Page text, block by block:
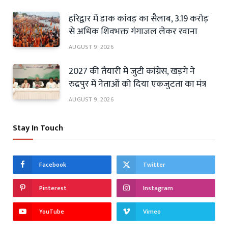
हरिद्वार में डाक कांवड़ का सैलाब, 3.19 करोड़
से अधिक शिवभक्त गंगाजल लेकर रवाना
AUGUST 9, 2026
2027 की तैयारी में जुटी कांग्रेस, खड़गे ने
रुद्रपुर में नेताओं को दिया एकजुटता का मंत्र
AUGUST 9, 2026
Stay In Touch
Facebook Twitter
Pinterest Instagram
YouTube Vimeo